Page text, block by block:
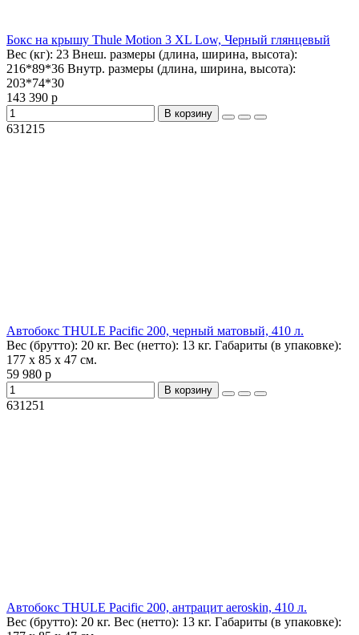
Бокс на крышу Thule Motion 3 XL Low, Черный глянцевый
Вес (кг): 23 Внеш. размеры (длина, ширина, высота):
216*89*36 Внутр. размеры (длина, ширина, высота):
203*74*30
143 390 р
В корзину
631215
Автобокс THULE Pacific 200, черный матовый, 410 л.
Вес (брутто): 20 кг. Вес (нетто): 13 кг. Габариты (в упаковке):
177 x 85 x 47 см.
59 980 р
В корзину
631251
Автобокс THULE Pacific 200, антрацит aeroskin, 410 л.
Вес (брутто): 20 кг. Вес (нетто): 13 кг. Габариты (в упаковке):